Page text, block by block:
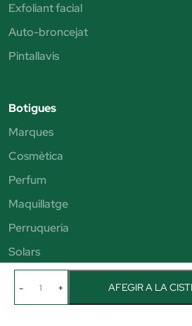
- + AFEGIR A LA
Exfoliant facial
Auto-broncejat
Pintallavis
Botigues
Marques
Cosmètica
Perfum
Maquillatge
Perruqueria
Solars